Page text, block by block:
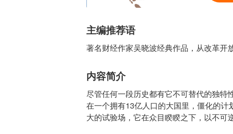
主编推荐语
著名财经作家吴晓波经典作品，从改革开
内容简介
尽管任何一段历史都有它不可替代的独特
在一个拥有13亿人口的大国里，僵化的
大的试验场，它在众目睽睽之下，以不可